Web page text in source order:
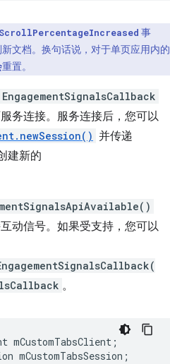
事
文档。换句话说，对于单页应用内的
重置。
EngagementSignalsCallback
务连接。服务连接后，您可以
并传递
建新的
动信号。如果受支持，您可以
。
mCustomTabsClient ;
mCustomTabsSession ;